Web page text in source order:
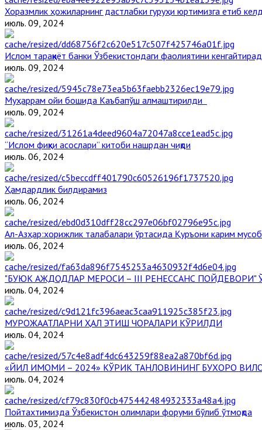
Хоразмлик ҳожиларнинг дастлабки гуруҳи юртимизга етиб
июль. 09, 2024
Ислом тараққиёт банки Ўзбекистондаги фаолиятини
июль. 09, 2024
Муҳаррам ойи бошида Каъбапўш алмаштирилди
июль. 09, 2024
“Ислом фиқҳи асослари” китоби нашрдан чиқди
июль. 06, 2024
Ҳамдардлик билдирамиз
июль. 06, 2024
Aл-Aзҳар:хорижлик талабалари ўртасида Қуръони карим
июль. 06, 2024
"БУЮК АЖДОДЛАР МЕРОСИ – III РЕНЕССАНС
июль. 04, 2024
МУРОЖААТЛАРНИ ҲАЛ ЭТИШ ЧОРАЛАРИ КЎРИЛДИ
июль. 04, 2024
«ЙИЛ ИМОМИ – 2024» КЎРИК ТАНЛОВИНИНГ БУХОРО
июль. 04, 2024
Пойтахтимизда Ўзбекистон олимлари форуми бўлиб ўтмоқда
июль. 03, 2024